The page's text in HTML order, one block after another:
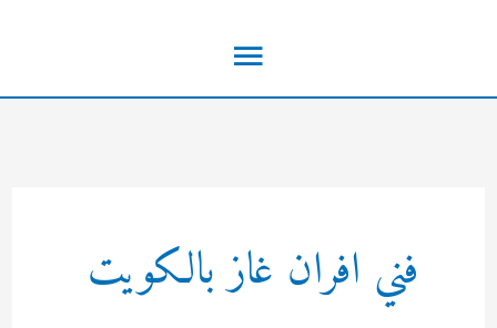
المحتوى
القائمة
الرئيسية
فني افران غاز بالكويت